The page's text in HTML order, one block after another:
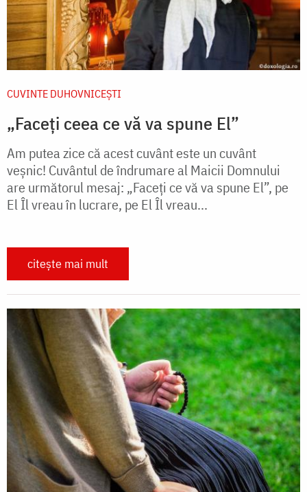
CUVINTE DUHOVNICEȘTI
„Faceți ceea ce vă va spune El”
Am putea zice că acest cuvânt este un cuvânt
veşnic! Cuvântul de îndrumare al Maicii Domnului
are următorul mesaj: „Faceţi ce vă va spune El”, pe
El Îl vreau în lucrare, pe El Îl vreau...
citește mai mult